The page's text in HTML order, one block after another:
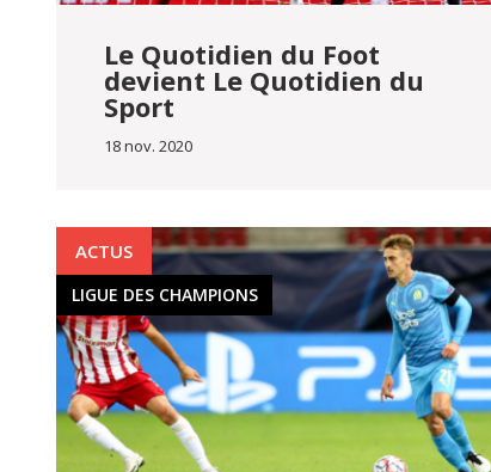
Le Quotidien du Foot
devient Le Quotidien du
Sport
18 nov. 2020
ACTUS
LIGUE DES CHAMPIONS